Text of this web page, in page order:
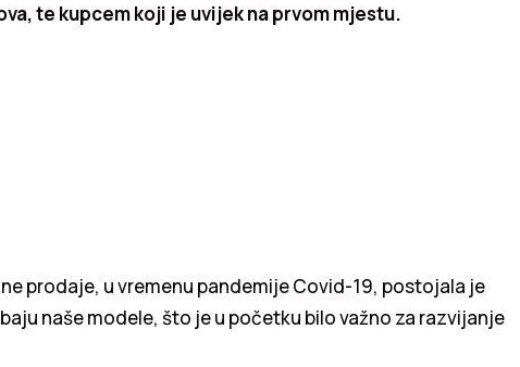
te kupcem koji je uvijek na prvom mjestu.
prodaje, u vremenu pandemije Covid-19, postojala je
naše modele, što je u početku bilo važno za razvijanje